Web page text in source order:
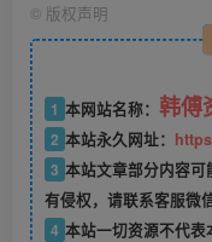
© 版权声明
1 本网站名称： 韩傅
2 本站永久网址：
3 本站文章部分内容
有侵权，请联系客服微
4 本站一切资源不代